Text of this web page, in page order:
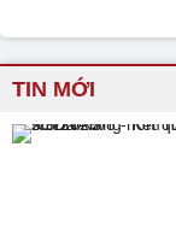
TIN MỚI